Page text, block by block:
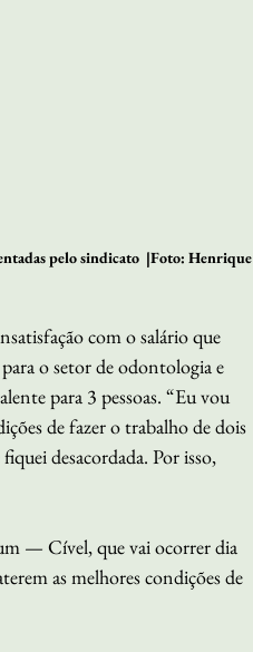
pelo sindicato  |Foto: Henrique
com o salário que
o setor de odontologia e
para 3 pessoas. “Eu vou
de fazer o trabalho de dois
desacordada. Por isso,
— Cível, que vai ocorrer dia
as melhores condições de